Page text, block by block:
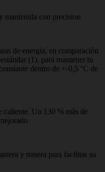
mantenida con precision
de energía, en comparación
(1), para mantener tu
dentro de +-0,5 °C de
caliente. Un 130 % más de
y trasera para facilitar su